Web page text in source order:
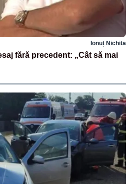
Ionuț Nichita
fără precedent: „Cât să mai